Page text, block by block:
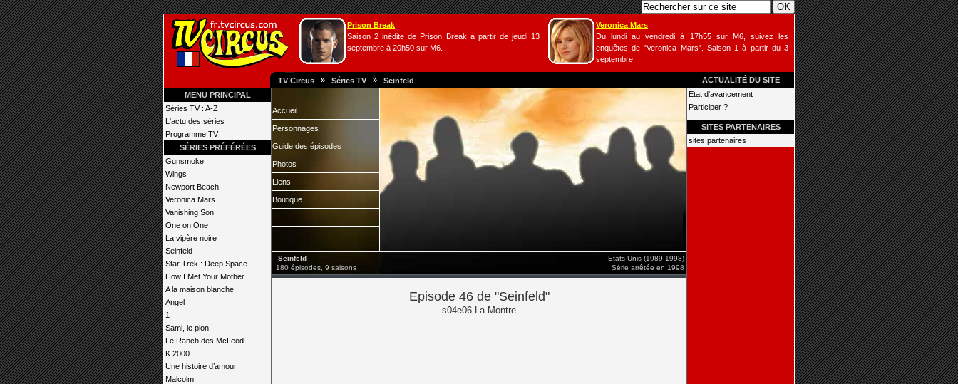
Prison Break
Saison 2 inédite de Prison Break à partir de jeudi 13
septembre à 20h50 sur M6.
Veronica Mars
Du lundi au vendredi à 17h55 sur M6, suivez les
enquêtes de "Veronica Mars". Saison 1 à partir du 3
septembre.
TV Circus » Séries TV » Seinfeld
ACTUALITÉ DU SITE
MENU PRINCIPAL
Séries TV : A-Z
L'actu des séries
Programme TV
SÉRIES PRÉFÉRÉES
Gunsmoke
Wings
Newport Beach
Veronica Mars
Vanishing Son
One on One
La vipère noire
Seinfeld
Star Trek : Deep Space
How I Met Your Mother
A la maison blanche
Angel
1
Sami, le pion
Le Ranch des McLeod
K 2000
Une histoire d’amour
Malcolm
Accueil
Personnages
Guide des épisodes
Photos
Liens
Boutique
Seinfeld
180 épisodes, 9 saisons
Etats-Unis (1989-1998)
Série arrêtée en 1998
Episode 46 de "Seinfeld"
s04e06 La Montre
Etat d'avancement
Participer ?
SITES PARTENAIRES
sites partenaires